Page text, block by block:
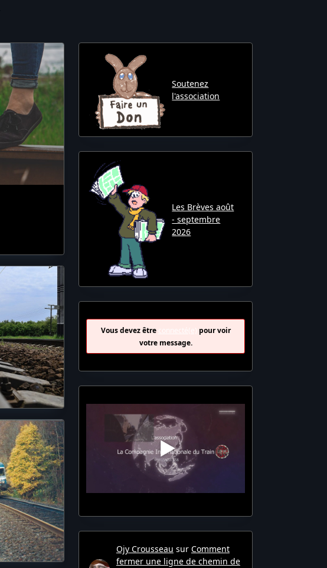
Soutenez
l'association
Les Brèves août
- septembre
2026
Vous devez être
pour voir
votre message.
Ojy Crousseau sur Comment
fermer une ligne de chemin de